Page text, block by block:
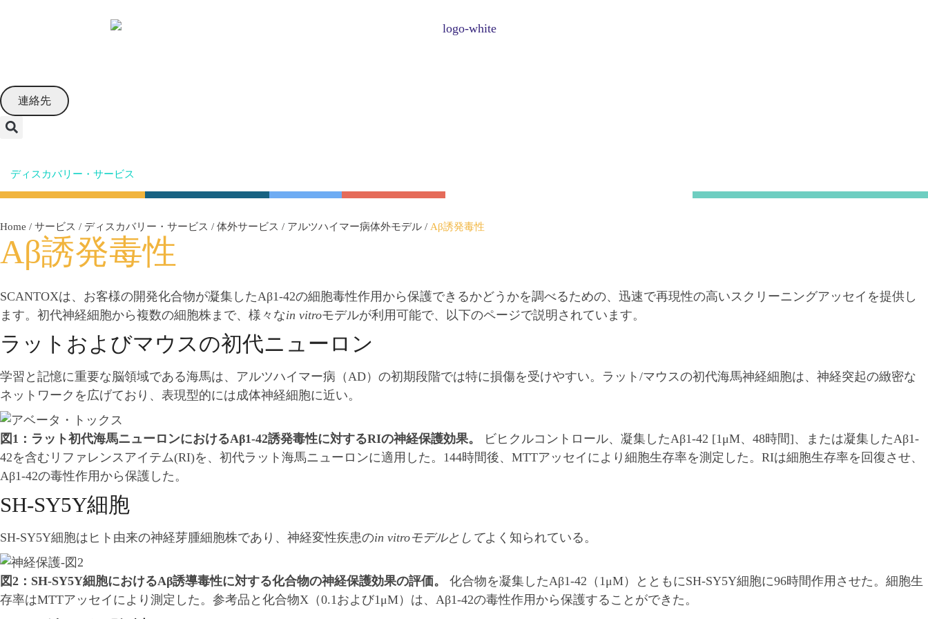
連絡先
ディスカバリー・サービス
タウの取り込みとシード
試験管内でのタウ凝集
Ames24ウェル寒天試験
Home / サービス / ディスカバリー・サービス / 体外サービス / アルツハイマー病体外モデル / Aβ誘発毒性
Aβ誘発毒性
SCANTOXは、お客様の開発化合物が凝集したAβ1-42の細胞毒性作用から保護できるかどうかを調べるための、迅速で再現性の高いスクリーニングアッセイを提供し
ます。初代神経細胞から複数の細胞株まで、様々なin vitroモデルが利用可能で、以下のページで説明されています。
ラットおよびマウスの初代ニューロン
学習と記憶に重要な脳領域である海馬は、アルツハイマー病（AD）の初期段階では特に損傷を受けやすい。ラット/マウスの初代海馬神経細胞は、神経突起の緻密な
ネットワークを広げており、表現型的には成体神経細胞に近い。
図1：ラット初代海馬ニューロンにおけるAβ1-42誘発毒性に対するRIの神経保護効果。
ビヒクルコントロール、凝集したAβ1-42 [1μM、48時間]、または凝集したAβ1-
42を含むリファレンスアイテム(RI)を、初代ラット海馬ニューロンに適用した。144時間後、MTTアッセイにより細胞生存率を測定した。RIは細胞生存率を回復させ、
Aβ1-42の毒性作用から保護した。
SH-SY5Y細胞
SH-SY5Y細胞はヒト由来の神経芽腫細胞株であり、神経変性疾患のin vitroモデルとしてよく知られている。
図2：SH-SY5Y細胞におけるAβ誘導毒性に対する化合物の神経保護効果の評価。
化合物を凝集したAβ1-42（1μM）とともにSH-SY5Y細胞に96時間作用させた。細胞生
存率はMTTアッセイにより測定した。参考品と化合物X（0.1および1μM）は、Aβ1-42の毒性作用から保護することができた。